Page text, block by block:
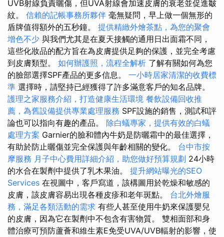
UVB射線負責曬傷，但UVA射線會加速皮膚的衰老並促進皺
紋。 信賴的記帳事務所夥伴 毫無疑問，早上做一個無形的
盾牌值得額外的五秒鐘。 提供精緻外燴茶點，為您的聚會
增色不少 與我們尤其是在夏天接觸的通用日出面霜不同，
這些化妝品的配方旨在為皮膚提供足夠的保護，並完全考慮
到皮膚類型。 如何辦護照，流程全解析 了解有關如何為您
的臉部選擇SPF產品的更多信息。 一小時居家清潔的收費標
準 選擇時，請堅持已經獲得了許多滿意客戶的知名品牌。
護理之家服務介紹，打造健康生活環境 餐飲設備回收推
薦，為舊設備提供專業處理服務 SPF設施的銷售，測試和評
論也可以指向有趣的產品。 除白蟻專家，提供有效的白蟻
處理方案 Garnier的臉和體內牛奶是防曬霜中的最佳選擇，
有助於防止曬傷並完全保護與年齡相關的變化。 台中市按
摩服務 月子中心費用詳細介紹，助您做好預算規劃 24小時
的水合在製劑中提供了乳木果油。 提升網站曝光的SEO
Services 在視圖中，客戶寫道，該構圖用於乾燥和敏感的
皮膚，該皮膚容易出現各種皮疹和老年斑點。 台北外燴服
務，滿足各類活動的需求 有些人甚至使用牛奶來保護嬰兒
的皮膚，因為它在製劑中不包含有害物質。 雙相面部和身
體治療可預防蘆薈和維生素E免受UVA/UVB輻射的影響，使